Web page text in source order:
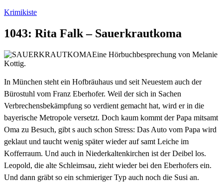
Zum
springen
Krimikiste
1043: Rita Falk – Sauerkrautkoma
Eine Hörbuchbesprechung von Melanie
Kottig.
In München steht ein Hofbräuhaus und seit Neuestem auch der
Bürostuhl vom Franz Eberhofer. Weil der sich in Sachen
Verbrechensbekämpfung so verdient gemacht hat, wird er in die
bayerische Metropole versetzt. Doch kaum kommt der Papa mitsamt
Oma zu Besuch, gibt s auch schon Stress: Das Auto vom Papa wird
geklaut und taucht wenig später wieder auf samt Leiche im
Kofferraum. Und auch in Niederkaltenkirchen ist der Deibel los.
Leopold, die alte Schleimsau, zieht wieder bei den Eberhofers ein.
Und dann gräbt so ein schmieriger Typ auch noch die Susi an.